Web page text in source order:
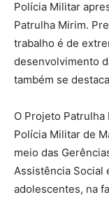
Polícia Militar
Patrulha Mirim.
trabalho é de
desenvolvimento
também se
O Projeto
Polícia Militar de
meio das
Assistência Social
adolescentes, na